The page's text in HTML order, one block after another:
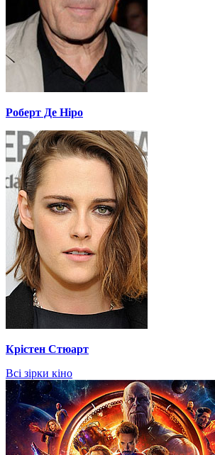
Роберт Де Ніро
Крістен Стюарт
Всі зірки кіно